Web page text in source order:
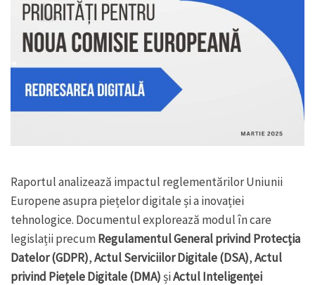
Raportul analizează impactul reglementărilor Uniunii
Europene asupra piețelor digitale și a inovației
tehnologice. Documentul explorează modul în care
legislații precumRegulamentul General privind Protecția
Datelor (GDPR),Actul Serviciilor Digitale (DSA),Actul
privind Piețele Digitale (DMA)șiActul Inteligenței